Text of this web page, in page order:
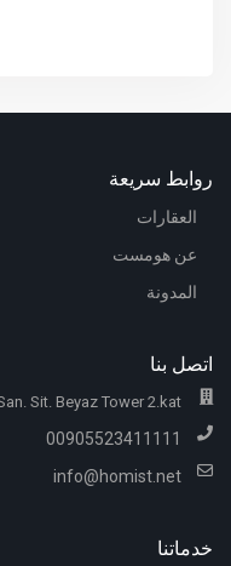
روابط سريعة
العقارات
عن هومست
المدونة
اتصل بنا
Sit. Beyaz Tower 2.kat
00905523411111
info@homist.net
خدماتنا